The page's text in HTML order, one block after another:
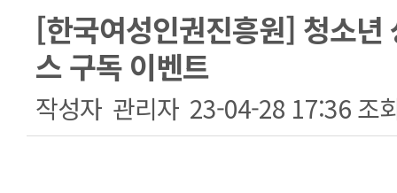
[한국여성인권진흥원] 청소년
스 구독 이벤트
작성자 관리자 23-04-28 17:36 조